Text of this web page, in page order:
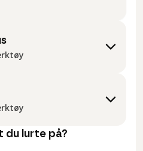
du lurte på?